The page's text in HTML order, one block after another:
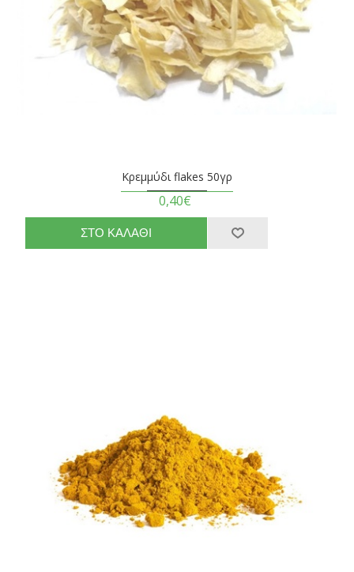
Κρεμμύδι flakes 50γρ
0,40€